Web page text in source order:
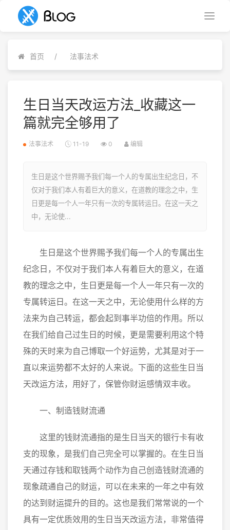
首页 法事法术
生日当天改运方法_收藏这一
篇就完全够用了
法事法术 11-19 0 编辑
生日是这个世界赐予我们每一个人的专属出生纪念日，不
仅对于我们本人有着巨大的意义，在道教的理念之中，生
日更是每一个人一年只有一次的专属转运日。在这一天之
中，无论使...
生日是这个世界赐予我们每一个人的专属出生
纪念日，不仅对于我们本人有着巨大的意义，在道
教的理念之中，生日更是每一个人一年只有一次的
专属转运日。在这一天之中，无论使用什么样的方
法来为自己转运，都会起到事半功倍的作用。所以
在我们给自己过生日的时候，更是需要利用这个特
殊的天时来为自己博取一个好运势，尤其是对于一
直以来运势都不太好的人来说。下面的这些生日当
天改运方法，用好了，保管你财运感情双丰收。
一、制造钱财流通
这里的钱财流通指的是生日当天的银行卡有收
支的现象，是我们自己完全可以掌握的。在生日当
天通过存钱和取钱两个动作为自己创造钱财流通的
现象疏通自己的财运，可以在未来的一年之中有效
的达到财运提升的目的。这也是我们常常说的一个
具有一定优质效用的生日当天改运方法，非常值得